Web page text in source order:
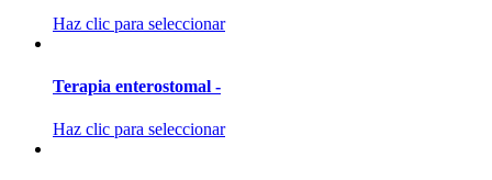
Haz clic para seleccionar
Terapia enterostomal -
Haz clic para seleccionar